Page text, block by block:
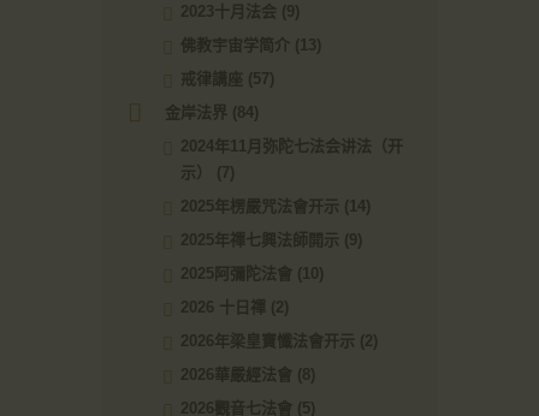
2023十月法会 (9)
佛教宇宙学简介 (13)
戒律講座 (57)
金岸法界 (84)
2024年11月弥陀七法会讲法（开
示）
(7)
2025年楞嚴咒法會开示 (14)
2025年禪七興法師開示 (9)
2025阿彌陀法會 (10)
2026 十日禪
(2)
2026年梁皇寶懺法會开示 (2)
2026華嚴經法會 (8)
2026觀音七法會 (5)